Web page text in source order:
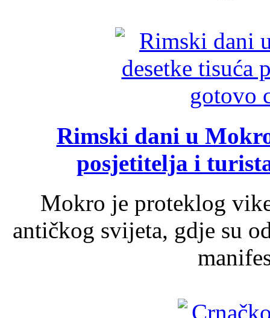
Rimski dani u
posjetitelja i
Mokro je proteklog
antičkog svijeta, gdje su